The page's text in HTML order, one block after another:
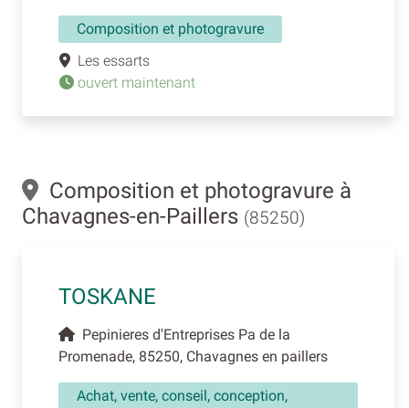
Composition et photogravure
Les essarts
ouvert maintenant
Composition et photogravure à
Chavagnes-en-Paillers (85250)
TOSKANE
Pepinieres d'Entreprises Pa de la
Promenade, 85250, Chavagnes en paillers
Achat, vente, conseil, conception,